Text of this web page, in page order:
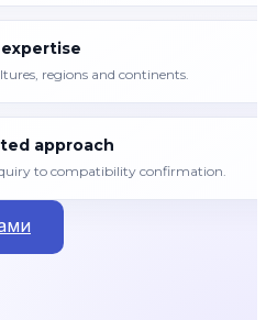
regions and continents.
approach
to compatibility confirmation.